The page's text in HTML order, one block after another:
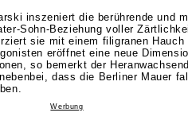
inszeniert die berührende und
Sohn-Beziehung voller
sie mit einem filigranen
eröffnet eine neue
so bemerkt der
dass die Berliner Mauer
Werbung